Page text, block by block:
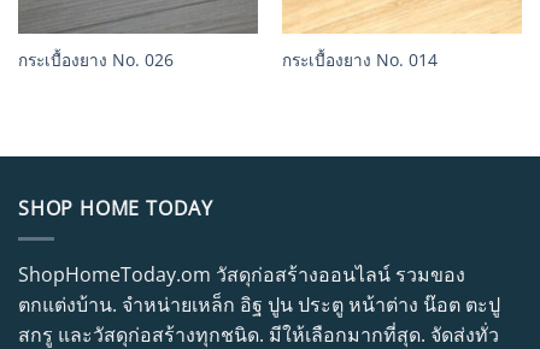
กระเบื้องยาง No. 026 กระเบื้องยาง No. 014
SHOP HOME TODAY
ShopHomeToday.om วัสดุก่อสร้างออนไลน์ รวมของ
ตกแต่งบ้าน. จำหน่ายเหล็ก อิฐ ปูน ประตู หน้าต่าง น๊อต ตะปู
สกรู และวัสดุก่อสร้างทุกชนิด. มีให้เลือกมากที่สุด. จัดส่งทั่ว